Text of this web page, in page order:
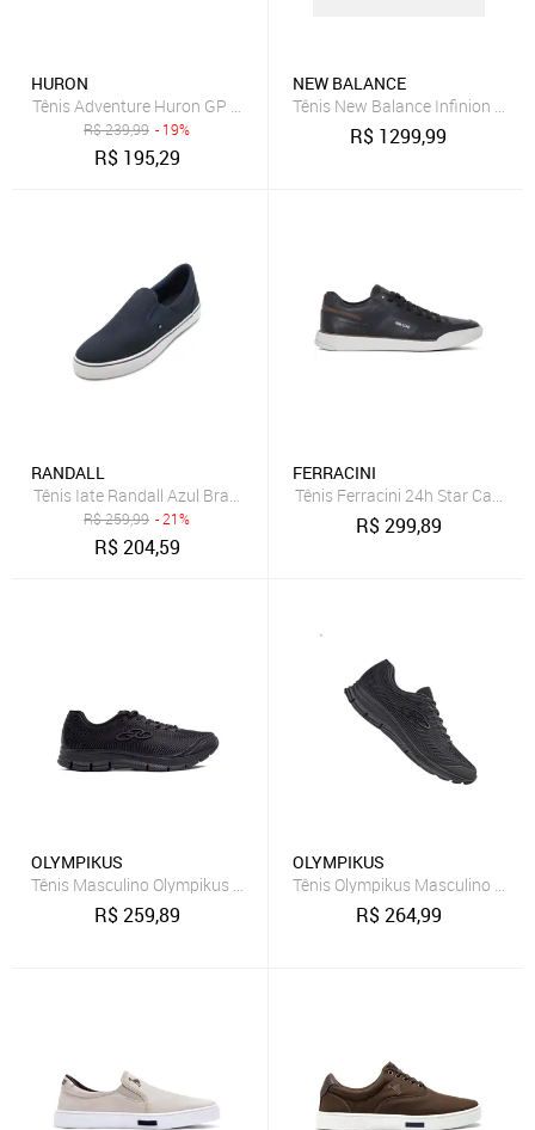
HURON
Tênis Adventure Huron GP HR26-235ES
R$239,99 - 19%
R$ 195,29
NEW BALANCE
Tênis New Balance Infinion
R$ 1299,99
RANDALL
Tênis Iate Randall Azul Branco Yatch L AD RL26
R$259,99 - 21%
R$204,59
FERRACINI
Tênis Ferracini 24h Star
R$299,89
OLYMPIKUS
Tênis Masculino Olympikus Proof 3 Preto/cinza
R$259,89
OLYMPIKUS
Tênis Olympikus Masculino
R$264,99